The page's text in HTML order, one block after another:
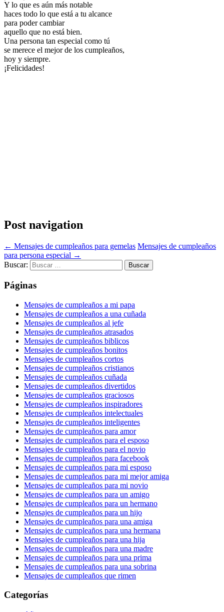
Y lo que es aún más notable
haces todo lo que está a tu alcance
para poder cambiar
aquello que no está bien.
Una persona tan especial como tú
se merece el mejor de los cumpleaños,
hoy y siempre.
¡Felicidades!
Post navigation
← Mensajes de cumpleaños para gemelas Mensajes de cumpleaños
para persona especial →
Buscar:
Páginas
Mensajes de cumpleaños a mi papa
Mensajes de cumpleaños a una cuñada
Mensajes de cumpleaños al jefe
Mensajes de cumpleaños atrasados
Mensajes de cumpleaños biblicos
Mensajes de cumpleaños bonitos
Mensajes de cumpleaños cortos
Mensajes de cumpleaños cristianos
Mensajes de cumpleaños cuñada
Mensajes de cumpleaños divertidos
Mensajes de cumpleaños graciosos
Mensajes de cumpleaños inspiradores
Mensajes de cumpleaños intelectuales
Mensajes de cumpleaños inteligentes
Mensajes de cumpleaños para amor
Mensajes de cumpleaños para el esposo
Mensajes de cumpleaños para el novio
Mensajes de cumpleaños para facebook
Mensajes de cumpleaños para mi esposo
Mensajes de cumpleaños para mi mejor amiga
Mensajes de cumpleaños para mi novio
Mensajes de cumpleaños para un amigo
Mensajes de cumpleaños para un hermano
Mensajes de cumpleaños para un hijo
Mensajes de cumpleaños para una amiga
Mensajes de cumpleaños para una hermana
Mensajes de cumpleaños para una hija
Mensajes de cumpleaños para una madre
Mensajes de cumpleaños para una prima
Mensajes de cumpleaños para una sobrina
Mensajes de cumpleaños que rimen
Categorías